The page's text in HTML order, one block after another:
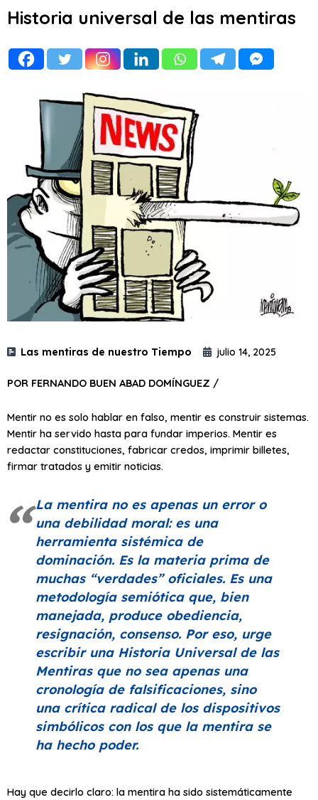
Historia universal de las mentiras
Las mentiras de nuestro Tiempo julio 14, 2025
POR FERNANDO BUEN ABAD DOMÍNGUEZ /
Mentir no es solo hablar en falso, mentir es construir sistemas.
Mentir ha servido hasta para fundar imperios. Mentir es
redactar constituciones, fabricar credos, imprimir billetes,
firmar tratados y emitir noticias.
La mentira no es apenas un error o
una debilidad moral: es una
herramienta sistémica de
dominación. Es la materia prima de
muchas “verdades”oficiales. Es una
metodología semiótica que, bien
manejada, produce obediencia,
resignación, consenso. Por eso, urge
escribir una Historia Universal de las
Mentirasque no sea apenas una
cronología de falsificaciones, sino
una crítica radical de los dispositivos
simbólicos con los que la mentira se
ha hecho poder.
Hay que decirlo claro: la mentira ha sido sistemáticamente